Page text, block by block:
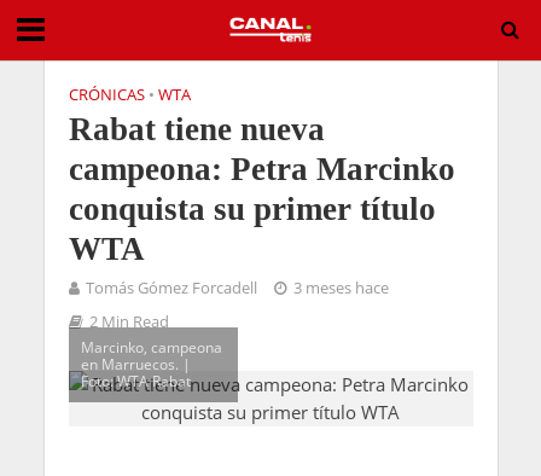
CRÓNICAS • WTA
Rabat tiene nueva
campeona: Petra Marcinko
conquista su primer título
WTA
Tomás Gómez Forcadell
3 meses hace
2 Min Read
Marcinko, campeona
en Marruecos. |
Foto: WTA Rabat